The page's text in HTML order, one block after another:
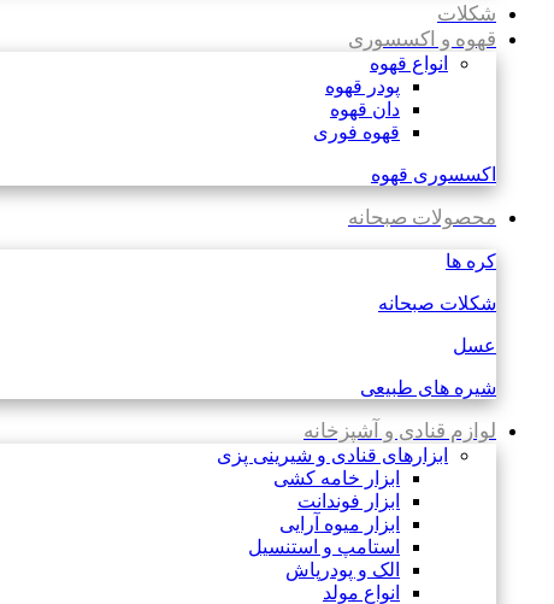
شکلات
قهوه و اکسسوری
انواع قهوه
پودر قهوه
دان قهوه
قهوه فوری
اکسسوری قهوه
محصولات صبحانه
کره ها
شکلات صبحانه
عسل
شیره های طبیعی
لوازم قنادی و آشپزخانه
ابزارهای قنادی و شیرینی پزی
ابزار خامه کشی
ابزار فوندانت
ابزار میوه آرایی
استامپ و استنسیل
الک و پودرپاش
انواع مولد